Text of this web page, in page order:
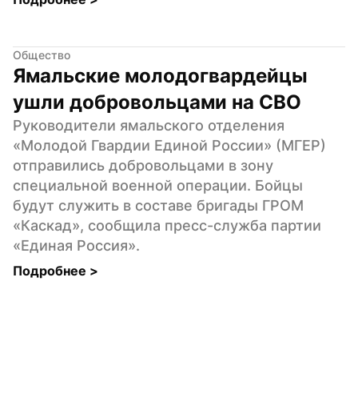
Общество
Ямальские молодогвардейцы
ушли добровольцами на СВО
Руководители ямальского отделения
«Молодой Гвардии Единой России» (МГЕР)
отправились добровольцами в зону
специальной военной операции. Бойцы
будут служить в составе бригады ГРОМ
«Каскад», сообщила пресс-служба партии
«Единая Россия».
Подробнее >